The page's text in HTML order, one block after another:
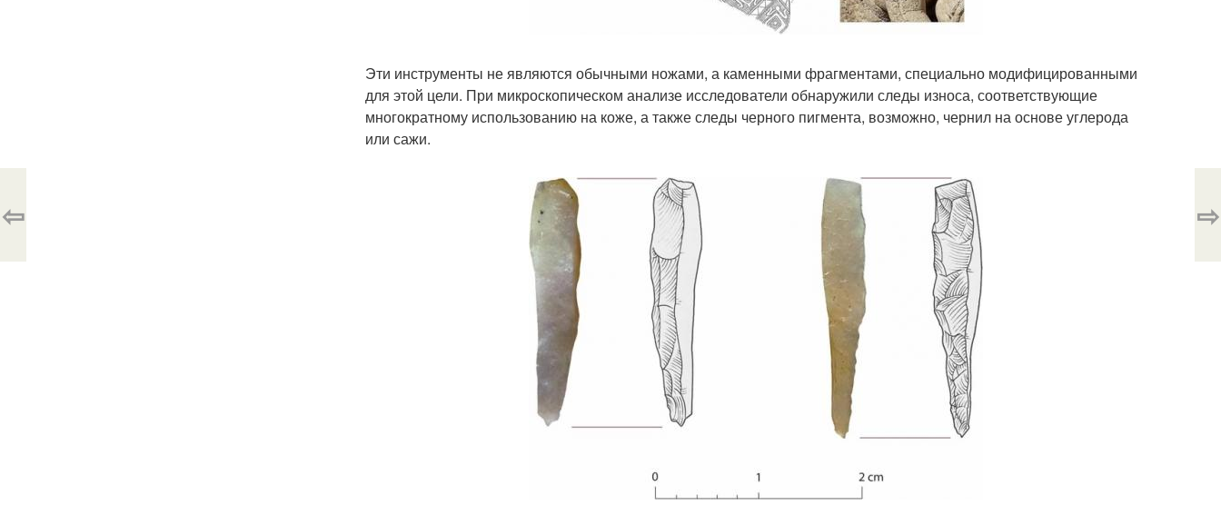
Эти инструменты не являются обычными ножами, а каменными фрагментами, специально модифицированными
для этой цели. При микроскопическом анализе исследователи обнаружили следы износа, соответствующие
многократному использованию на коже, а также следы черного пигмента, возможно, чернил на основе углерода
или сажи.
⇦ ⇨